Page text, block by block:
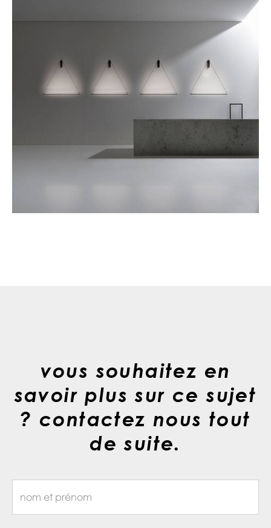
vous souhaitez en
savoir plus sur ce sujet
? contactez nous tout
de suite.